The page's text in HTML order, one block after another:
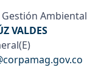
Ambiental
VALDES